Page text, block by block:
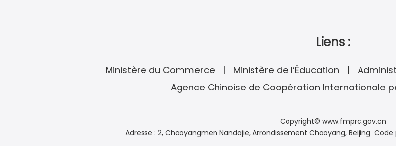
Liens :
Ministère du Commerce Ministère de l’Éducation
Agence Chinoise de Coopération Internationale
Copyright© www.fmprc.gov.cn
Adresse : 2, Chaoyangmen Nandajie, Arrondissement Chaoyang, Beijing Code